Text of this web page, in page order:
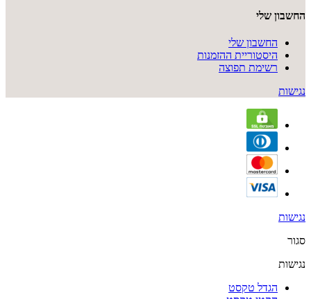
החשבון שלי
החשבון שלי
היסטוריית ההזמנות
רשימת תפוצה
נגישות
נגישות
סגור
נגישות
הגדל טקסט